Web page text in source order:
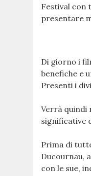
Festival con
presentare
Di giorno i
benefiche e
Presenti i
Verrà quindi
significative
Prima di
Ducournau,
con le sue,